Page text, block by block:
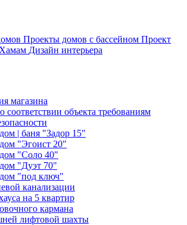
Проекты домов с бассейном Проект
Хамам Дизайн интерьера
магазина
соответствии объекта требованиям
| баня "Задор 15"
"Эгоист 20"
"Соло 40"
"Дуэт 70"
"под ключ"
канализации
на 5 квартир
кармана
лифтовой шахты